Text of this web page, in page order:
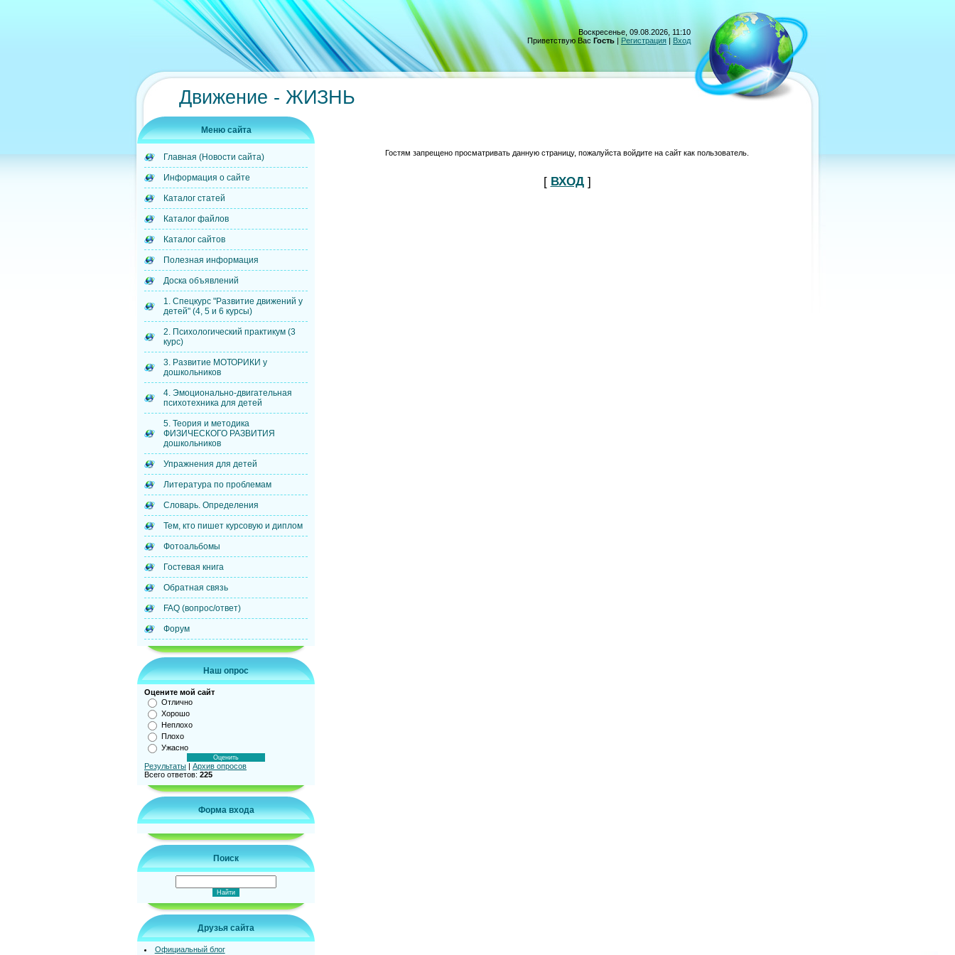
Воскресенье, 09.08.2026, 11:10
Приветствую Вас Гость | Регистрация | Вход
Движение - ЖИЗНЬ
Меню сайта
Главная (Новости сайта)
Информация о сайте
Каталог статей
Каталог файлов
Каталог сайтов
Полезная информация
Доска объявлений
1. Спецкурс "Развитие движений у
детей" (4, 5 и 6 курсы)
2. Психологический практикум (3
курс)
3. Развитие МОТОРИКИ у
дошкольников
4. Эмоционально-двигательная
психотехника для детей
5. Теория и методика
ФИЗИЧЕСКОГО РАЗВИТИЯ
дошкольников
Упражнения для детей
Литература по проблемам
Словарь. Определения
Тем, кто пишет курсовую и диплом
Фотоальбомы
Гостевая книга
Обратная связь
FAQ (вопрос/ответ)
Форум
Наш опрос
Оцените мой сайт
Отлично
Хорошо
Неплохо
Плохо
Ужасно
Результаты | Архив опросов
Всего ответов: 225
Форма входа
Поиск
Друзья сайта
Официальный блог
Гостям запрещено просматривать данную страницу, пожалуйста войдите на сайт как пользователь.
[ ВХОД]